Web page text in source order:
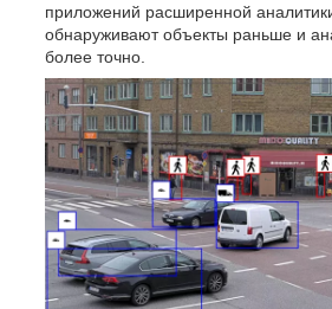
приложений расширенной
обнаруживают объекты раньше и
более точно.